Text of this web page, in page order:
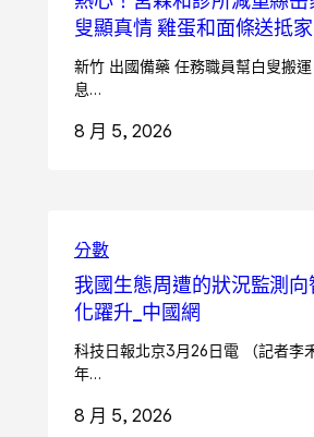
叟顯真情 雞蛋和面條送抵家
新竹 出國備藥 任務職員幫白叟搬運
息…
8 月 5, 2026
分數
我國生態周遭的狀況監測
化躍升_中國網
科技日報北京3月26日電 （記者李
年…
8 月 5, 2026